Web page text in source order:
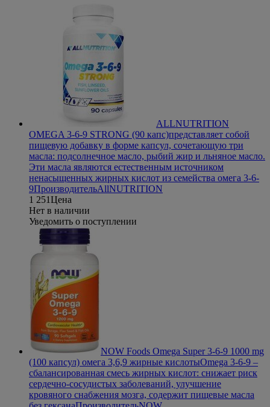
ALLNUTRITION
OMEGA 3-6-9 STRONG (90 капс)представляет собой
пищевую добавку в форме капсул, сочетающую три
масла: подсолнечное масло, рыбий жир и льняное масло.
Эти масла являются естественным источником
ненасыщенных жирных кислот из семейства омега 3-6-
9ПроизводительAllNUTRITION
1 251Цена
Нет в наличии
Уведомить о поступлении
NOW Foods Omega Super 3-6-9 1000 mg
(100 капсул) омега 3,6,9 жирные кислотыOmega 3-6-9 –
сбалансированная смесь жирных кислот: снижает риск
сердечно-сосудистых заболеваний, улучшение
кровяного снабжения мозга, содержит пищевые масла